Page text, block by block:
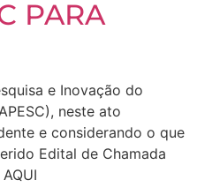
PARA
e Inovação do
neste ato
e considerando o que
Edital de Chamada